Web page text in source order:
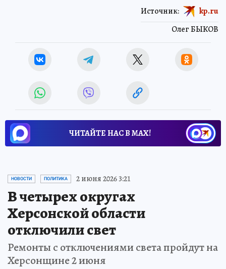
Олег БЫКОВ
Источник: kp.ru
ЧИТАЙТЕ НАС В МАХ!
НОВОСТИ ПОЛИТИКА 2 июня 2026 3:21
В четырех округах
Херсонской области
отключили свет
Ремонты с отключениями света пройдут на
Херсонщине 2 июня